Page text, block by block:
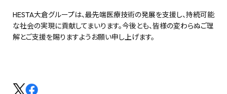
HESTA大倉グループは、最先端医療技術の発展を支援し、持続可能
な社会の実現に貢献してまいります。今後とも、皆様の変わらぬご理
解とご支援を賜りますようお願い申し上げます。